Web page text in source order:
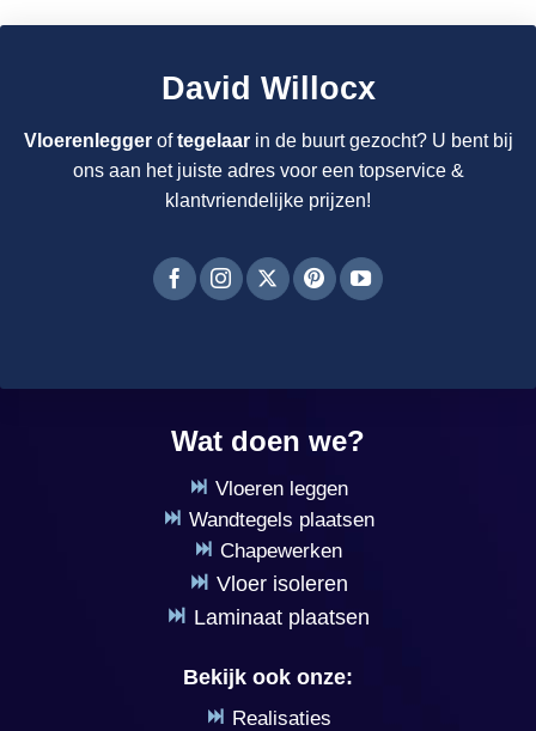
David Willocx
Vloerenleggeroftegelaarin de buurt gezocht? U bent bij
ons aan het juiste adres voor een topservice &
klantvriendelijke prijzen!
Wat doen we?
Vloeren leggen
Wandtegels plaatsen
Chapewerken
Vloer isoleren
Laminaat plaatsen
Bekijk ook onze:
Realisaties